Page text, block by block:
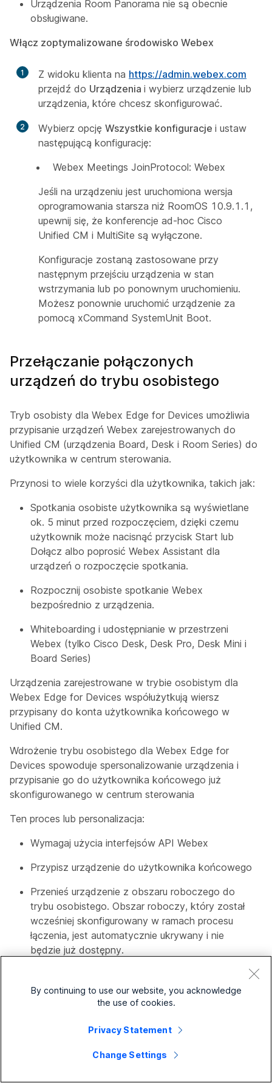
Urządzenia Room Panorama nie są obecnie
obsługiwane.
Włącz zoptymalizowane środowisko Webex
1 Z widoku klienta na https://admin.webex.com
przejdź do Urządzenia i wybierz urządzenie lub
urządzenia, które chcesz skonfigurować.
2 Wybierz opcję Wszystkie konfiguracje i ustaw
następującą konfigurację:
Webex Meetings JoinProtocol: Webex
Jeśli na urządzeniu jest uruchomiona wersja
oprogramowania starsza niż RoomOS 10.9.1.1,
upewnij się, że konferencje ad-hoc Cisco
Unified CM i MultiSite są wyłączone.
Konfiguracje zostaną zastosowane przy
następnym przejściu urządzenia w stan
wstrzymania lub po ponownym uruchomieniu.
Możesz ponownie uruchomić urządzenie za
pomocą xCommand SystemUnit Boot.
Przełączanie połączonych
urządzeń do trybu osobistego
Tryb osobisty dla Webex Edge for Devices umożliwia
przypisanie urządzeń Webex zarejestrowanych do
Unified CM (urządzenia Board, Desk i Room Series) do
użytkownika w centrum sterowania.
Przynosi to wiele korzyści dla użytkownika, takich jak:
Spotkania osobiste użytkownika są wyświetlane
ok. 5 minut przed rozpoczęciem, dzięki czemu
użytkownik może nacisnąć przycisk Start lub
Dołącz albo poprosić Webex Assistant dla
urządzeń o rozpoczęcie spotkania.
Rozpocznij osobiste spotkanie Webex
bezpośrednio z urządzenia.
Whiteboarding i udostępnianie w przestrzeni
Webex (tylko Cisco Desk, Desk Pro, Desk Mini i
Board Series)
Urządzenia zarejestrowane w trybie osobistym dla
Webex Edge for Devices współużytkują wiersz
przypisany do konta użytkownika końcowego w
Unified CM.
Wdrożenie trybu osobistego dla Webex Edge for
Devices spowoduje spersonalizowanie urządzenia i
przypisanie go do użytkownika końcowego już
skonfigurowanego w centrum sterowania
Ten proces lub personalizacja:
Wymagaj użycia interfejsów API Webex
Przypisz urządzenie do użytkownika końcowego
Przenieś urządzenie z obszaru roboczego do
trybu osobistego. Obszar roboczy, który został
wcześniej skonfigurowany w ramach procesu
łączenia, jest automatycznie ukrywany i nie
będzie już dostępny.
Otwieranie spacji Webex nie jest obsługiwane na
połączeniu z Webex Edge for Devices.
By continuing to use our website, you acknowledge
the use of cookies.
Privacy Statement
Change Settings